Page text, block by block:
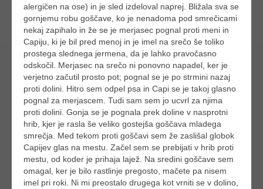
alergičen na ose) in je sled izdeloval naprej. Bližala sva se
gornjemu robu goščave, ko je nenadoma pod smrečicami
nekaj zapihalo in že se je merjasec pognal proti meni in
Capiju, ki je bil pred menoj in je imel na srečo še toliko
prostega slednega jermena, da je lahko pravočasno
odskočil. Merjasec na srečo ni ponovno napadel, ker je
verjetno začutil prosto pot; pognal se je po strmini nazaj
proti dolini. Hitro sem odpel psa in Capi se je takoj glasno
pognal za merjascem. Tudi sam sem jo ucvrl za njima
proti dolini. Gonja se je pognala prek doline v nasprotni
hrib, kjer je rasla še veliko gostejša goščava mladega
smrečja. Med tekom proti goščavi sem že zaslišal globok
Capijev glas na mestu. Začel sem se prebijati v hrib proti
mestu, od koder je prihaja lajež. Na sredini goščave sem
omagal, ker je bilo rastlinje pregosto, mačete pa nisem
imel pri roki. Ni mi preostalo drugega kot vrniti se v dolino,